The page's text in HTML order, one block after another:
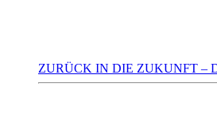
ZURÜCK IN DIE ZUKUNFT –